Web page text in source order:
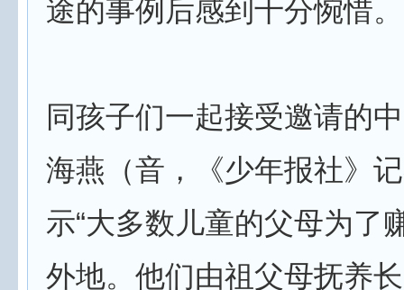
途的事例后感到十分惋惜。
同孩子们一起接受邀请的
海燕（音，《少年报社》
示“大多数儿童的父母为了
外地。他们由祖父母抚养